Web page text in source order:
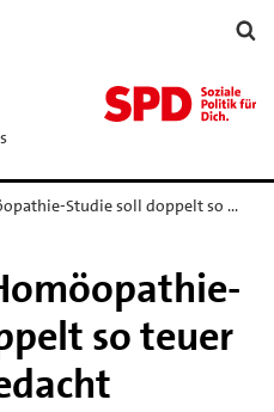
Studie soll doppelt so …
so teuer